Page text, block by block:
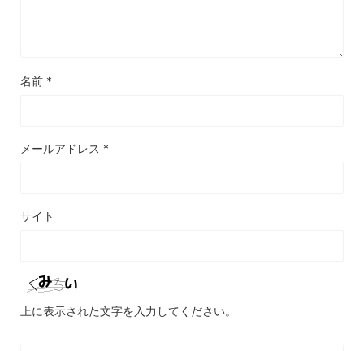
名前 *
メールアドレス *
サイト
上に表示された文字を入力してください。